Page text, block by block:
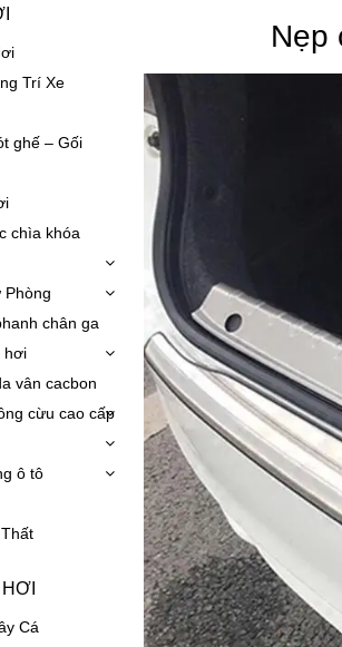
Nẹp
Trí Xe
ghế – Gối
chìa khóa
Phòng
chân ga
hơi
vân cacbon
cừu cao cấp
ô tô
Cá